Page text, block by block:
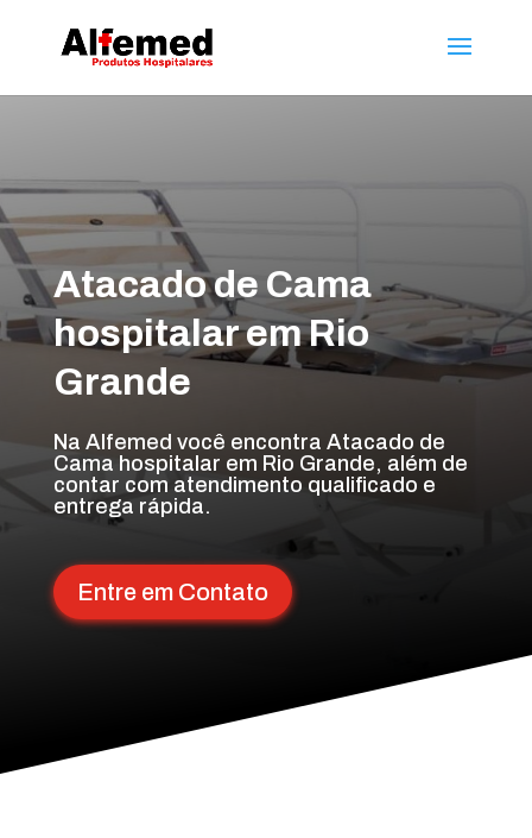
Atacado de Cama
hospitalar em Rio
Grande
Na Alfemed você encontra Atacado de
Cama hospitalar em Rio Grande, além de
contar com atendimento qualificado e
entrega rápida.
Entre em Contato